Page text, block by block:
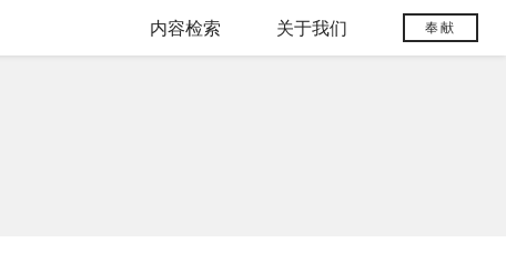
内容检索 关于我们 奉献